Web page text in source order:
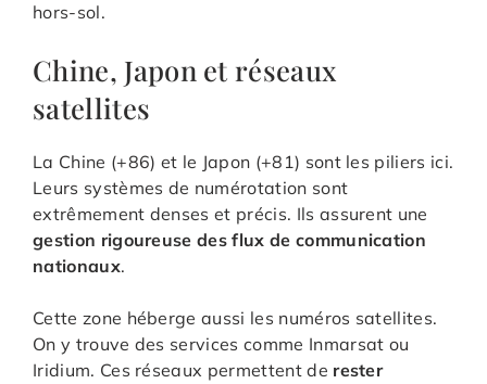
hors-sol.
Chine, Japon et réseaux
satellites
La Chine (+86) et le Japon (+81) sont les piliers ici.
Leurs systèmes de numérotation sont
extrêmement denses et précis. Ils assurent une
gestion rigoureuse des flux de communication
nationaux.
Cette zone héberge aussi les numéros satellites.
On y trouve des services comme Inmarsat ou
Iridium. Ces réseaux permettent de rester